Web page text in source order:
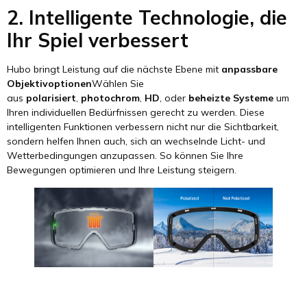
2. Intelligente Technologie, die
Ihr Spiel verbessert
Hubo bringt Leistung auf die nächste Ebene mit anpassbare
ObjektivoptionenWählen Sie
aus polarisiert, photochrom, HD, oder beheizte Systeme um
Ihren individuellen Bedürfnissen gerecht zu werden. Diese
intelligenten Funktionen verbessern nicht nur die Sichtbarkeit,
sondern helfen Ihnen auch, sich an wechselnde Licht- und
Wetterbedingungen anzupassen. So können Sie Ihre
Bewegungen optimieren und Ihre Leistung steigern.